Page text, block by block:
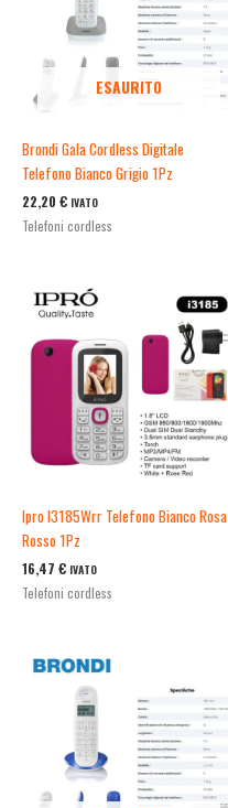
ESAURITO
Brondi Gala Cordless Digitale
Telefono Bianco Grigio 1Pz
22,20 € IVATO
Telefoni cordless
Ipro I3185Wrr Telefono Bianco Rosa
Rosso 1Pz
16,47 € IVATO
Telefoni cordless